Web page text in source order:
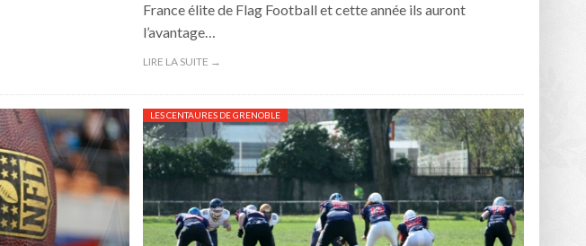
France élite de Flag Football et cette année ils auront
l’avantage…
LIRE LA SUITE →
LES CENTAURES DE GRENOBLE